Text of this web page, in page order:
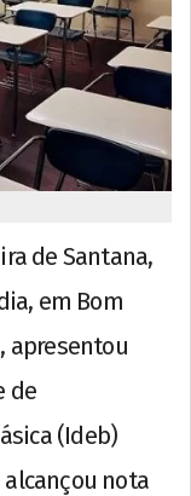
de Santana,
em Bom
apresentou
de
(Ideb)
alcançou nota